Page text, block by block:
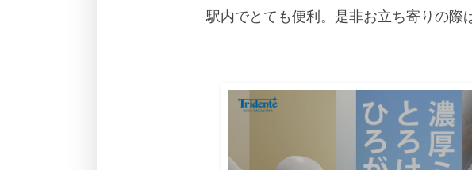
駅内でとても便利。是非お立ち寄りの際